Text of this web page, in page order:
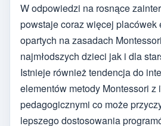
W odpowiedzi na rosnące
powstaje coraz więcej placówek
opartych na zasadach
najmłodszych dzieci jak i dla
Istnieje również tendencja do
elementów metody Montessori z
pedagogicznymi co może
lepszego dostosowania